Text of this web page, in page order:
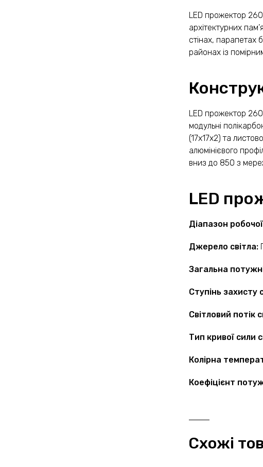
LED прожектор
архітектурних
стінах, парапетах
районах із
LED прожектор
модульні
(17х17х2) та
алюмінієвого
вниз до 850 з
LED
Діапазон
Джерело світла:
Загальна
Ступінь захисту
Світловий потік
Тип кривої сили
Колірна
Коефіцієнт
Схожі